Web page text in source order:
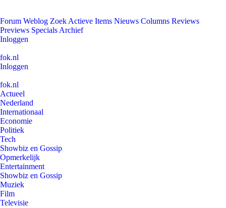
Forum Weblog Zoek Actieve Items Nieuws Columns Reviews
Previews Specials Archief
Inloggen
fok.nl
Inloggen
fok.nl
Actueel
Nederland
Internationaal
Economie
Politiek
Tech
Showbiz en Gossip
Opmerkelijk
Entertainment
Showbiz en Gossip
Muziek
Film
Televisie